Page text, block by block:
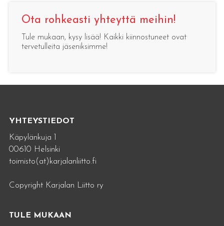
Ota rohkeasti yhteyttä meihin!
Tule mukaan, kysy lisää! Kaikki kiinnostuneet ovat
tervetulleita jäseniksimme!
YHTEYSTIEDOT
Käpylänkuja 1
00610 Helsinki
toimisto(at)karjalanliitto.fi
Copyright Karjalan Liitto ry
TULE MUKAAN